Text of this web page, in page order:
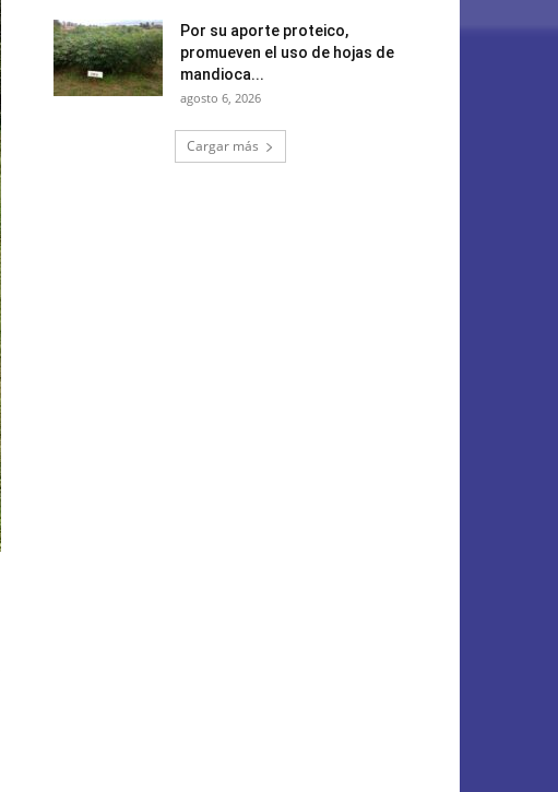
Por su aporte proteico,
promueven el uso de hojas de
mandioca...
agosto 6, 2026
Cargar más